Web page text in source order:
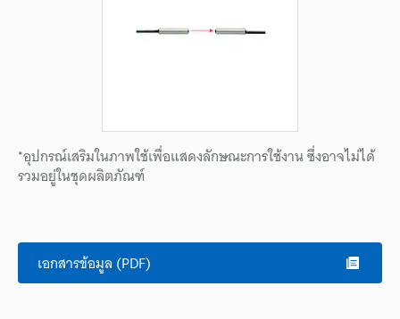
*อุปกรณ์เสริมในภาพใช้เพื่อแสดงลักษณะการใช้งาน ซึ่งอาจไม่ได้
รวมอยู่ในชุดผลิตภัณฑ์
เอกสารข้อมูล (PDF)